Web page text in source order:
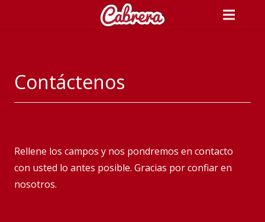
Contáctenos
Rellene los campos y nos pondremos en contacto
con usted lo antes posible. Gracias por confiar en
nosotros.